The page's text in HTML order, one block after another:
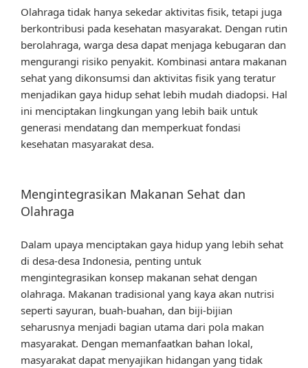
Olahraga tidak hanya sekedar aktivitas fisik, tetapi juga
berkontribusi pada kesehatan masyarakat. Dengan rutin
berolahraga, warga desa dapat menjaga kebugaran dan
mengurangi risiko penyakit. Kombinasi antara makanan
sehat yang dikonsumsi dan aktivitas fisik yang teratur
menjadikan gaya hidup sehat lebih mudah diadopsi. Hal
ini menciptakan lingkungan yang lebih baik untuk
generasi mendatang dan memperkuat fondasi
kesehatan masyarakat desa.
Mengintegrasikan Makanan Sehat dan
Olahraga
Dalam upaya menciptakan gaya hidup yang lebih sehat
di desa-desa Indonesia, penting untuk
mengintegrasikan konsep makanan sehat dengan
olahraga. Makanan tradisional yang kaya akan nutrisi
seperti sayuran, buah-buahan, dan biji-bijian
seharusnya menjadi bagian utama dari pola makan
masyarakat. Dengan memanfaatkan bahan lokal,
masyarakat dapat menyajikan hidangan yang tidak